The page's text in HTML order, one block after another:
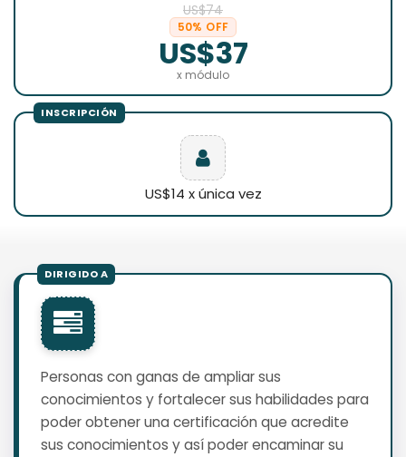
US$74
50% OFF
US$37
x módulo
US$14 x única vez
Personas con ganas de ampliar sus
conocimientos y fortalecer sus habilidades para
poder obtener una certificación que acredite
sus conocimientos y así poder encaminar su